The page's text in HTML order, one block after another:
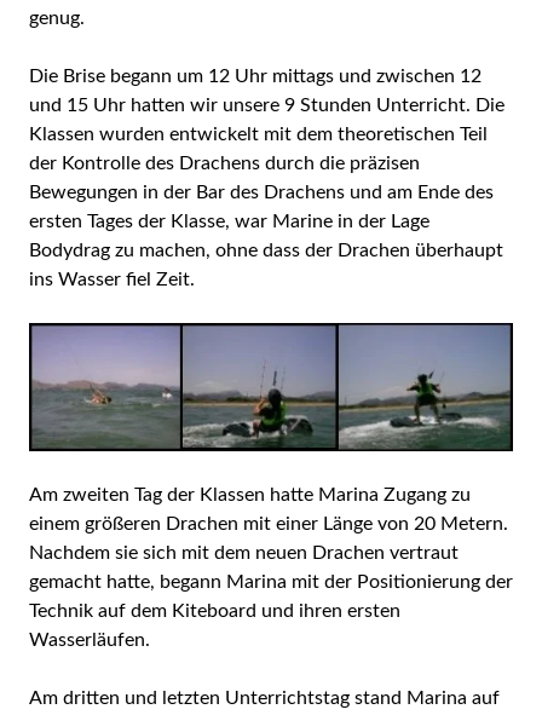
genug.
Die Brise begann um 12 Uhr mittags und zwischen 12
und 15 Uhr hatten wir unsere 9 Stunden Unterricht. Die
Klassen wurden entwickelt mit dem theoretischen Teil
der Kontrolle des Drachens durch die präzisen
Bewegungen in der Bar des Drachens und am Ende des
ersten Tages der Klasse, war Marine in der Lage
Bodydrag zu machen, ohne dass der Drachen überhaupt
ins Wasser fiel Zeit.
Am zweiten Tag der Klassen hatte Marina Zugang zu
einem größeren Drachen mit einer Länge von 20 Metern.
Nachdem sie sich mit dem neuen Drachen vertraut
gemacht hatte, begann Marina mit der Positionierung der
Technik auf dem Kiteboard und ihren ersten
Wasserläufen.
Am dritten und letzten Unterrichtstag stand Marina auf